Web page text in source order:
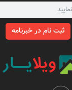
ثبت نام در خبرنامه